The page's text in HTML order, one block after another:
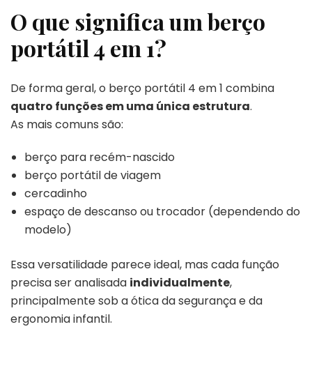
O que significa um berço
portátil4 em 1?
De forma geral, o berço portátil 4 em 1 combina
quatro funções em uma única estrutura.
As mais comuns são:
berço para recém-nascido
berço portátil de viagem
cercadinho
espaço de descanso ou trocador (dependendo do
modelo)
Essa versatilidade parece ideal, mas cada função
precisa ser analisada individualmente,
principalmente sob a ótica da segurança e da
ergonomia infantil.